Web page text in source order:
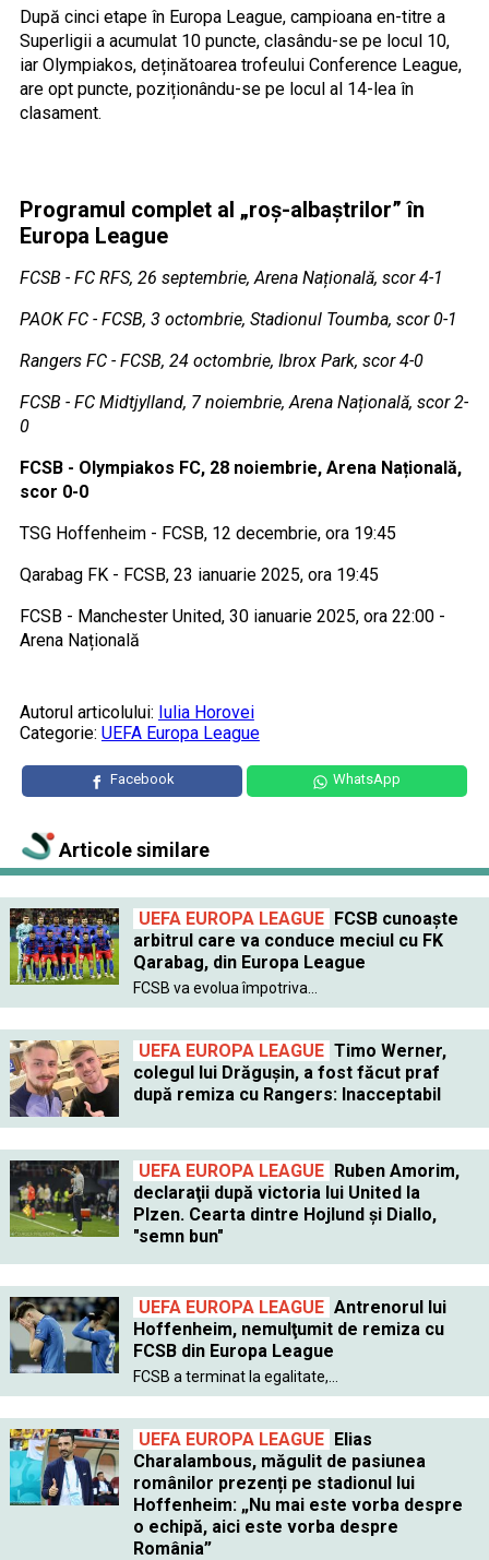
După cinci etape în Europa League, campioana en-titre a
Superligii a acumulat 10 puncte, clasându-se pe locul 10,
iar Olympiakos, deținătoarea trofeului Conference League,
are opt puncte, poziționându-se pe locul al 14-lea în
clasament.
Programul complet al „roș-albaștrilor” în
Europa League
FCSB - FC RFS, 26 septembrie, Arena Națională, scor 4-1
PAOK FC - FCSB, 3 octombrie, Stadionul Toumba, scor 0-1
Rangers FC - FCSB, 24 octombrie, Ibrox Park, scor 4-0
FCSB - FC Midtjylland, 7 noiembrie, Arena Națională, scor 2-
0
FCSB - Olympiakos FC, 28 noiembrie, Arena Națională,
scor 0-0
TSG Hoffenheim - FCSB, 12 decembrie, ora 19:45
Qarabag FK - FCSB, 23 ianuarie 2025, ora 19:45
FCSB - Manchester United, 30 ianuarie 2025, ora 22:00 -
Arena Națională
Autorul articolului: Iulia Horovei
Categorie: UEFA Europa League
Facebook WhatsApp
Articole similare
UEFA EUROPA LEAGUE FCSB cunoaște
arbitrul care va conduce meciul cu FK
Qarabag, din Europa League
FCSB va evolua împotriva...
UEFA EUROPA LEAGUE Timo Werner,
colegul lui Drăguşin, a fost făcut praf
după remiza cu Rangers: Inacceptabil
UEFA EUROPA LEAGUE Ruben Amorim,
declaraţii după victoria lui United la
Plzen. Cearta dintre Hojlund şi Diallo,
"semn bun"
UEFA EUROPA LEAGUE Antrenorul lui
Hoffenheim, nemulţumit de remiza cu
FCSB din Europa League
FCSB a terminat la egalitate,...
UEFA EUROPA LEAGUE Elias
Charalambous, măgulit de pasiunea
românilor prezenți pe stadionul lui
Hoffenheim: „Nu mai este vorba despre
o echipă, aici este vorba despre
România”